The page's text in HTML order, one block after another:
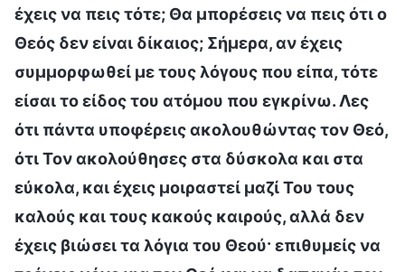
έχεις να πεις τότε; Θα μπορέσεις να πεις ότι ο
Θεός δεν είναι δίκαιος; Σήμερα, αν έχεις
συμμορφωθεί με τους λόγους που είπα, τότε
είσαι το είδος του ατόμου που εγκρίνω. Λες
ότι πάντα υποφέρεις ακολουθώντας τον Θεό,
ότι Τον ακολούθησες στα δύσκολα και στα
εύκολα, και έχεις μοιραστεί μαζί Του τους
καλούς και τους κακούς καιρούς, αλλά δεν
έχεις βιώσει τα λόγια του Θεού· επιθυμείς να